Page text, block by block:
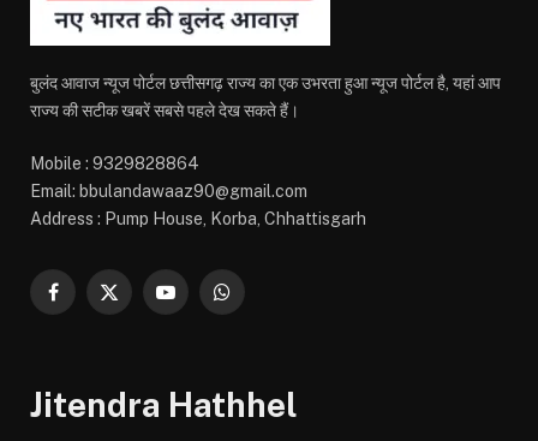
बुलंद आवाज न्यूज पोर्टल छत्तीसगढ़ राज्य का एक उभरता हुआ न्यूज पोर्टल है, यहां आप
राज्य की सटीक खबरें सबसे पहले देख सकते हैं।
Mobile : 9329828864
Email: bbulandawaaz90@gmail.com
Address : Pump House, Korba, Chhattisgarh
Facebook
X
YouTubeWhatsApp
Jitendra Hathhel